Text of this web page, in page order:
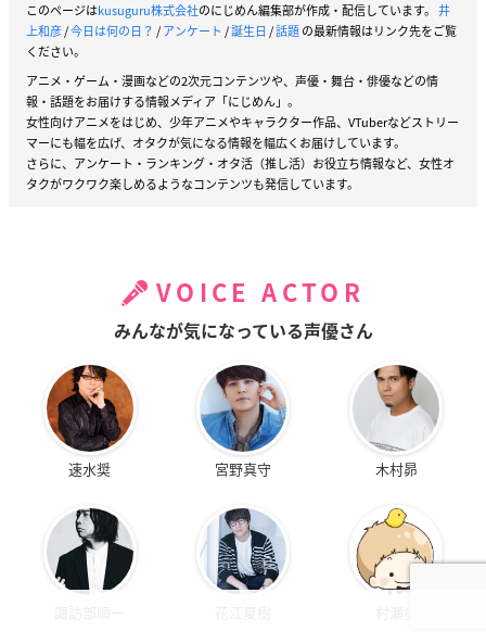
このページはkusuguru株式会社のにじめん編集部が作成・配信しています。 井
上和彦/今日は何の日？ /アンケート /誕生日/話題の最新情報はリンク先をご覧
ください。
アニメ・ゲーム・漫画などの2次元コンテンツや、声優・舞台・俳優などの情
報・話題をお届けする情報メディア「にじめん」。
女性向けアニメをはじめ、少年アニメやキャラクター作品、VTuberなどストリー
マーにも幅を広げ、オタクが気になる情報を幅広くお届けしています。
さらに、アンケート・ランキング・オタ活（推し活）お役立ち情報など、女性オ
タクがワクワク楽しめるようなコンテンツも発信しています。
VOICE ACTOR
みんなが気になっている声優さん
速水奨 宮野真守 木村昴